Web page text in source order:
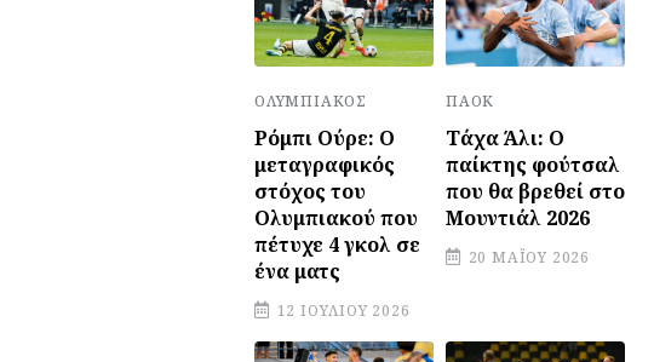
ΟΛΥΜΠΙΑΚΌΣ
Ρόμπι Ούρε: Ο
μεταγραφικός
στόχος του
Ολυμπιακού που
πέτυχε 4 γκολ σε
ένα ματς
12 ΙΟΥΛΊΟΥ 2026
ΠΑΟΚ
Τάχα Άλι: Ο
παίκτης φούτσαλ
που θα βρεθεί στο
Μουντιάλ 2026
20 ΜΑΪ́ΟΥ 2026